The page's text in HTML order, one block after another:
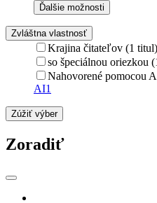
Ďalšie možnosti
Zvláštna vlastnosť
Krajina čitateľov (1 titul)
so špeciálnou oriezkou
Nahovorené pomocou
AI1
Zúžiť výber
Zoradiť